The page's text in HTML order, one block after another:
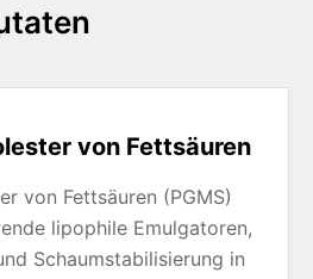
von Fettsäuren
von Fettsäuren (PGMS)
lipophile Emulgatoren,
Schaumstabilisierung in